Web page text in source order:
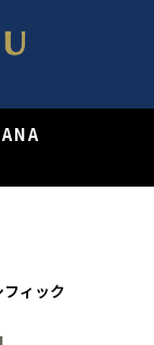
フィック